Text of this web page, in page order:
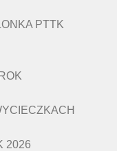
PTTK
2026